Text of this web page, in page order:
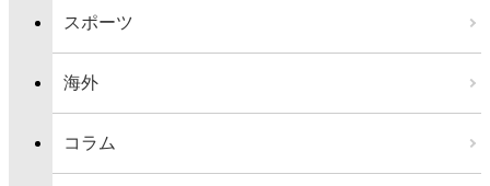
スポーツ
海外
コラム